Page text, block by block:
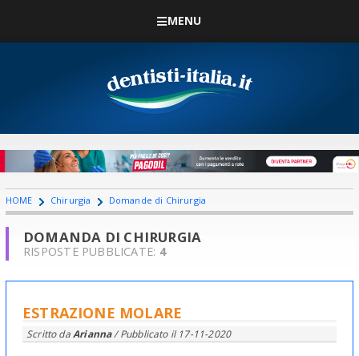
MENU
HOME Chirurgia Domande di Chirurgia
DOMANDA DI CHIRURGIA
RISPOSTE PUBBLICATE: 4
ESTRAZIONE MOLARE
Scritto daArianna/ Pubblicato il 17-11-2020